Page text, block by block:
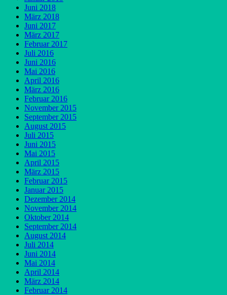
Juni 2018
März 2018
Juni 2017
März 2017
Februar 2017
Juli 2016
Juni 2016
Mai 2016
April 2016
März 2016
Februar 2016
November 2015
September 2015
August 2015
Juli 2015
Juni 2015
Mai 2015
April 2015
März 2015
Februar 2015
Januar 2015
Dezember 2014
November 2014
Oktober 2014
September 2014
August 2014
Juli 2014
Juni 2014
Mai 2014
April 2014
März 2014
Februar 2014